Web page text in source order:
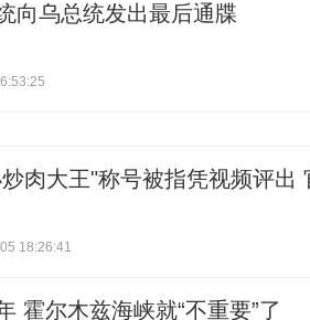
向乌总统发出最后通牒
肉大王"称号被指凭视频评出
18:26:41
霍尔木兹海峡就“不重要”了